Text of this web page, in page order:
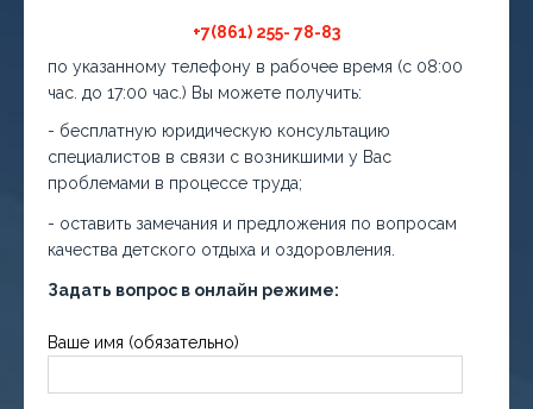
+7(861) 255- 78-83
по указанному телефону в рабочее время (с 08:00
час. до 17:00 час.) Вы можете получить:
- бесплатную юридическую консультацию
специалистов в связи с возникшими у Вас
проблемами в процессе труда;
- оставить замечания и предложения по вопросам
качества детского отдыха и оздоровления.
Задать вопрос в онлайн режиме:
Ваше имя (обязательно)